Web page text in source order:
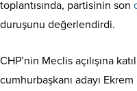
toplantısında, partisinin son
duruşunu değerlendirdi.
CHP’nin Meclis açılışına
cumhurbaşkanı adayı